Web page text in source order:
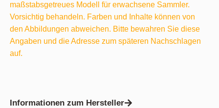
maßstabsgetreues Modell für erwachsene Sammler.
Vorsichtig behandeln. Farben und Inhalte können von
den Abbildungen abweichen. Bitte bewahren Sie diese
Angaben und die Adresse zum späteren Nachschlagen
auf.
Informationen zum Hersteller